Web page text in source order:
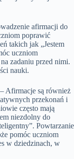
afirmacji do
poprawić
takich jak „Jestem
uczniom
zadaniu przed nimi.
nauki.
– Afirmacje są również
przekonań i
często mają
niezdolny do
Powtarzanie
pomóc uczniom
w dziedzinach, w